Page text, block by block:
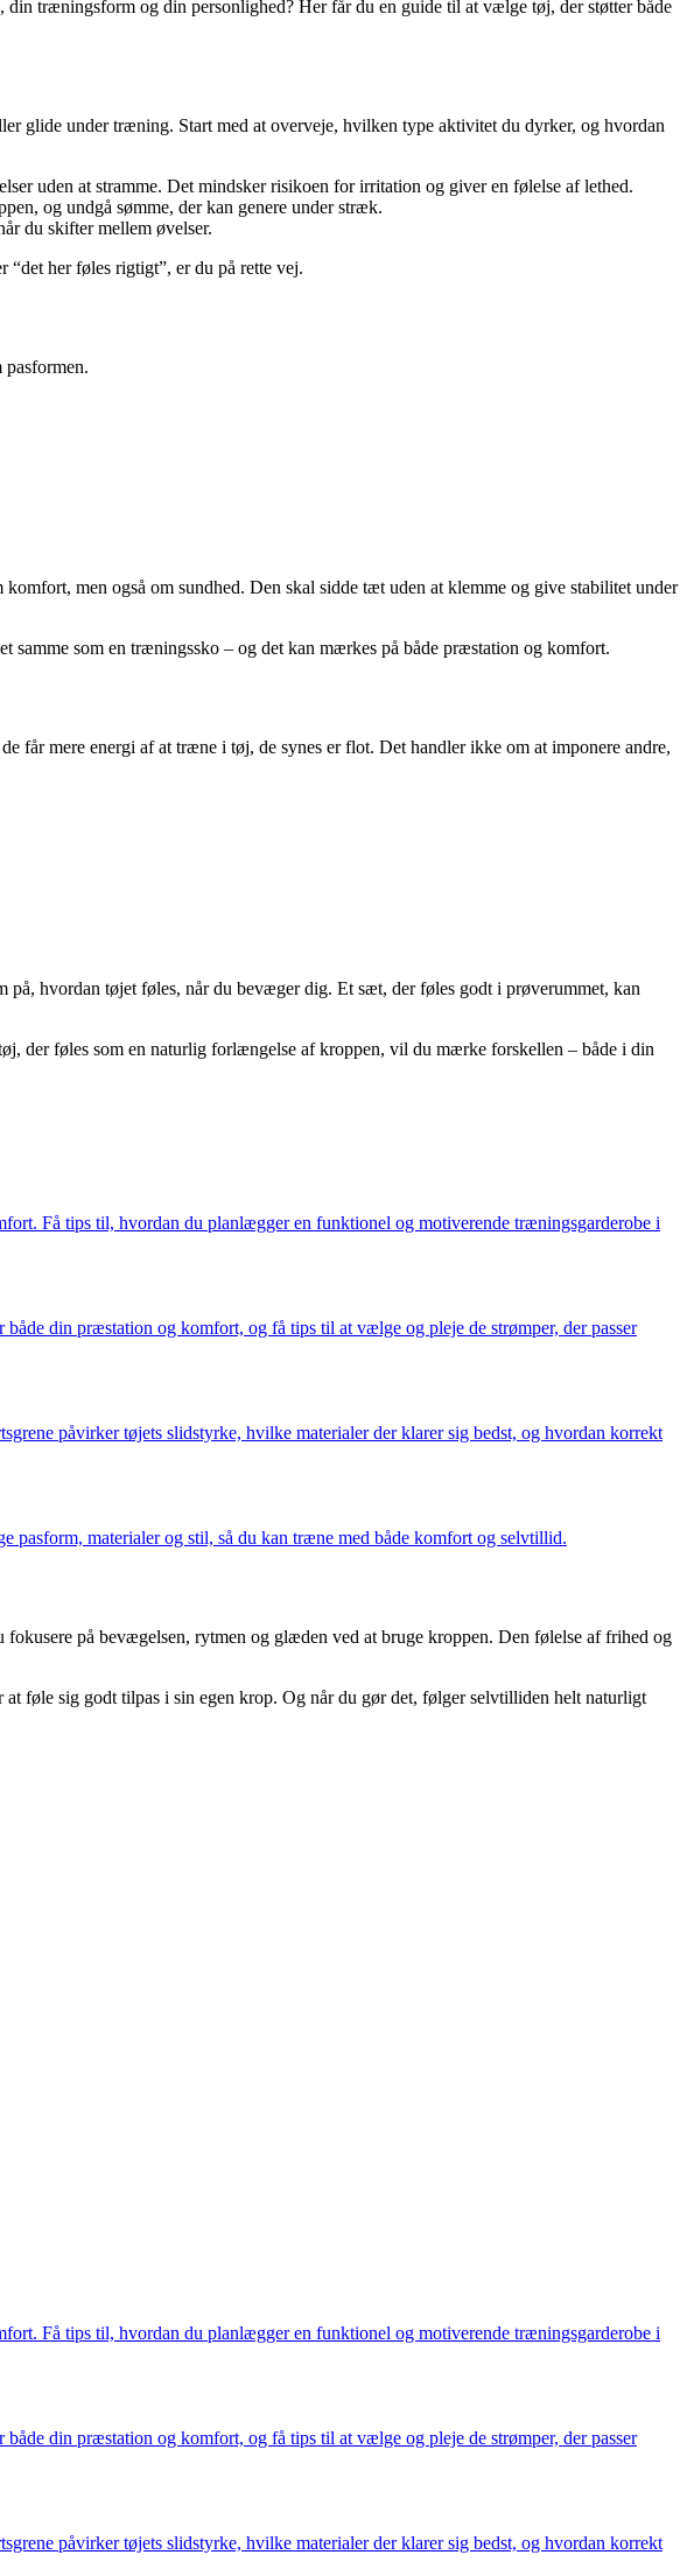
træningsform og din personlighed? Her får du en guide til at vælge tøj, der støtter både
glide under træning. Start med at overveje, hvilken type aktivitet du dyrker, og hvordan
uden at stramme. Det mindsker risikoen for irritation og giver en følelse af lethed.
og undgå sømme, der kan genere under stræk.
du skifter mellem øvelser.
her føles rigtigt”, er du på rette vej.
men også om sundhed. Den skal sidde tæt uden at klemme og give stabilitet under
samme som en træningssko – og det kan mærkes på både præstation og komfort.
får mere energi af at træne i tøj, de synes er flot. Det handler ikke om at imponere andre,
hvordan tøjet føles, når du bevæger dig. Et sæt, der føles godt i prøverummet, kan
der føles som en naturlig forlængelse af kroppen, vil du mærke forskellen – både i din
Få tips til, hvordan du planlægger en funktionel og motiverende træningsgarderobe i
din præstation og komfort, og få tips til at vælge og pleje de strømper, der passer
påvirker tøjets slidstyrke, hvilke materialer der klarer sig bedst, og hvordan korrekt
materialer og stil, så du kan træne med både komfort og selvtillid.
på bevægelsen, rytmen og glæden ved at bruge kroppen. Den følelse af frihed og
føle sig godt tilpas i sin egen krop. Og når du gør det, følger selvtilliden helt naturligt
Få tips til, hvordan du planlægger en funktionel og motiverende træningsgarderobe i
din præstation og komfort, og få tips til at vælge og pleje de strømper, der passer
påvirker tøjets slidstyrke, hvilke materialer der klarer sig bedst, og hvordan korrekt